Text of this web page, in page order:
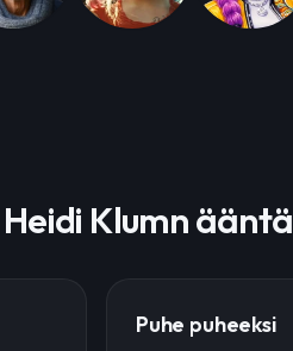
Klumn ääntä
Puhe puheeksi